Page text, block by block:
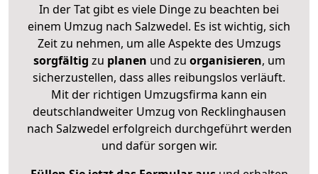
In der Tat gibt es viele Dinge zu beachten bei
einem Umzug nach Salzwedel. Es ist wichtig, sich
Zeit zu nehmen, um alle Aspekte des Umzugs
sorgfältig zu planen und zu organisieren, um
sicherzustellen, dass alles reibungslos verläuft.
Mit der richtigen Umzugsfirma kann ein
deutschlandweiter Umzug von Recklinghausen
nach Salzwedel erfolgreich durchgeführt werden
und dafür sorgen wir.